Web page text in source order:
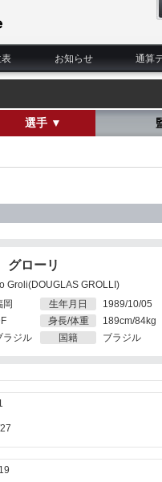
表 お知らせ 通算
選手 ▼
グローリ
Groli(DOUGLAS GROLLI)
岡
ラジル
生年月日
1989/10/05
身長/体重
189cm/84kg
国籍
ブラジル